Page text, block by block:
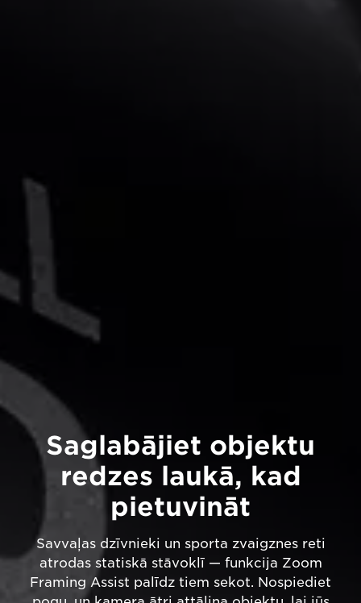
Saglabājiet objektu
redzes laukā, kad
pietuvināt
Savvaļas dzīvnieki un sporta zvaigznes reti
atrodas statiskā stāvoklī — funkcija Zoom
Framing Assist palīdz tiem sekot. Nospiediet